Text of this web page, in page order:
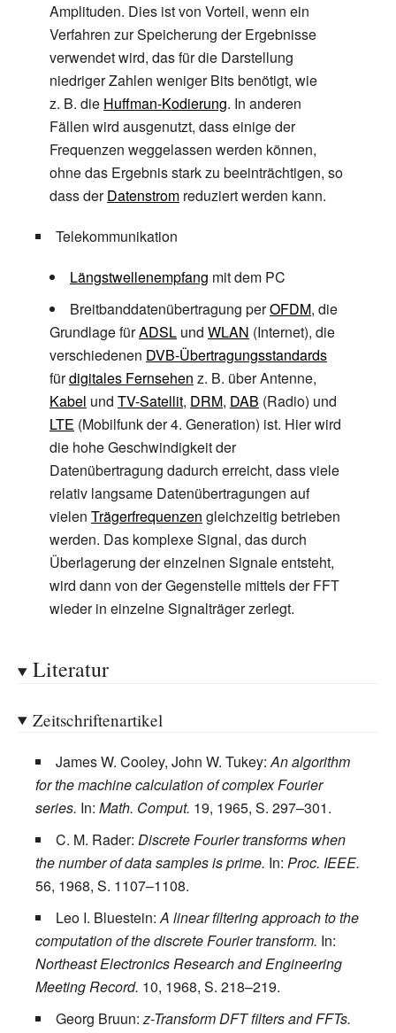
Amplituden. Dies ist von Vorteil, wenn ein
Verfahren zur Speicherung der Ergebnisse
verwendet wird, das für die Darstellung
niedriger Zahlen weniger Bits benötigt, wie
z. B. die Huffman-Kodierung. In anderen
Fällen wird ausgenutzt, dass einige der
Frequenzen weggelassen werden können,
ohne das Ergebnis stark zu beeinträchtigen, so
dass derDatenstrom reduziert werden kann.
Telekommunikation
Längstwellenempfang mit dem PC
Breitbanddatenübertragung perOFDM, die
Grundlage fürADSL und WLAN (Internet), die
verschiedenen DVB-Übertragungsstandards
fürdigitales Fernsehen z. B. über Antenne,
Kabel und TV-Satellit, DRM, DAB (Radio) und
LTE (Mobilfunk der 4. Generation) ist. Hier wird
die hohe Geschwindigkeit der
Datenübertragung dadurch erreicht, dass viele
relativ langsame Datenübertragungen auf
vielen Trägerfrequenzen gleichzeitig betrieben
werden. Das komplexe Signal, das durch
Überlagerung der einzelnen Signale entsteht,
wird dann von der Gegenstelle mittels der FFT
wieder in einzelne Signalträger zerlegt.
Literatur
Zeitschriftenartikel
James W. Cooley, John W. Tukey:An algorithm
for the machine calculation of complex Fourier
series. In: Math. Comput. 19, 1965, S. 297–301.
C. M. Rader: Discrete Fourier transforms when
the number of data samples is prime. In: Proc. IEEE.
56, 1968, S. 1107–1108.
Leo I. Bluestein:A linear filtering approach to the
computation of the discrete Fourier transform. In:
Northeast Electronics Research and Engineering
Meeting Record. 10, 1968, S. 218–219.
Georg Bruun:z-Transform DFT filters and FFTs.